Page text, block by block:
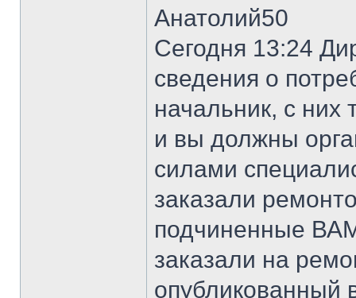
Анатолий50
Сегодня 13:24
сведения о
начальник, с них
и вы должны
силами
заказали
подчиненные
заказали на
опубликованный